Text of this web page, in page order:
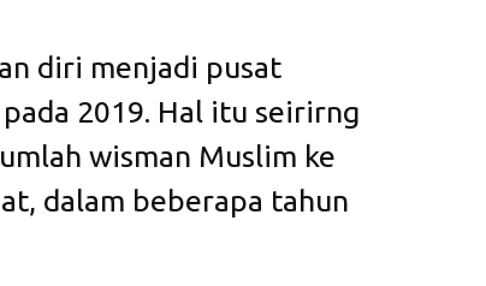
diri menjadi pusat
2019. Hal itu seirirng
wisman Muslim ke
dalam beberapa tahun